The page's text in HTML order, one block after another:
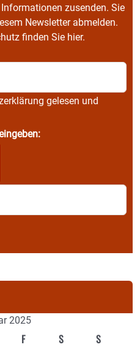
zusenden. Sie
Newsletter abmelden.
finden Sie hier.
gelesen und
2025
F S S